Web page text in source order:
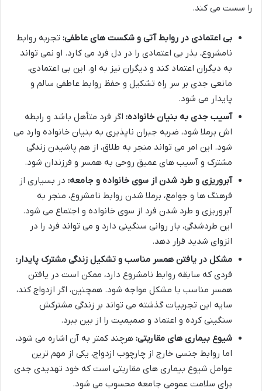
را سست می کند.
بی اعتمادی در روابط آتی و شکست های عاطفی: تجربه روابط
نامشروع، بذر بی اعتمادی را در دل فرد می کارد. او نمی تواند
به دیگران اعتماد کند و دیگران نیز به او. این بی اعتمادی،
مانعی جدی بر سر راه تشکیل و حفظ روابط عاطفی سالم و
پایدار می شود.
آسیب جدی به بنیان خانواده: اگر فرد متأهل باشد و رابطه
اش برملا شود، ضربه جبران ناپذیری به بنیان خانواده وارد می
شود. این امر می تواند منجر به طلاق، از هم پاشیدن زندگی
مشترک و آسیب های عمیق روحی به همسر و فرزندان شود.
آبروریزی و طرد شدن از سوی خانواده و جامعه: در بسیاری از
فرهنگ ها و جوامع، برملا شدن روابط نامشروع، منجر به
آبروریزی و طرد شدن فرد از سوی خانواده و اجتماع می شود.
این طردشدگی، بار روانی سنگینی دارد و می تواند فرد را در
انزوای شدید قرار دهد.
مشکل در یافتن همسر مناسب و تشکیل زندگی مشترک پایدار:
فردی که سابقه روابط نامشروع دارد، ممکن است در یافتن
همسر مناسب با مشکل مواجه شود. همچنین، اگر ازدواج کند،
سایه این تجربیات گذشته می تواند بر زندگی مشترکش
سنگینی کرده و اعتماد و صمیمیت را از بین ببرد.
شیوع بیماری های مقاربتی: هرچند کمتر به آن اشاره می شود،
اما روابط جنسی خارج از چارچوب ازدواج، یکی از مهم ترین
عوامل شیوع بیماری های مقاربتی است که خود تهدیدی جدی
برای سلامت عمومی جامعه محسوب می شود.